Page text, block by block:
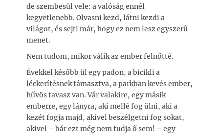
de szembesül vele: a valóság ennél
kegyetlenebb. Olvasni kezd, látni kezdi a
világot, és sejti már, hogy ez nem lesz egyszerű
menet.
Nem tudom, mikor válik az ember felnőtté.
Évekkel később ül egy padon, a bicikli a
léckerítésnek támasztva, a parkban kevés ember,
hűvös tavasz van. Vár valakire, egy másik
emberre, egy lányra, aki mellé fog ülni, aki a
kezét fogja majd, akivel beszélgetni fog sokat,
akivel – bár ezt még nem tudja ő sem! – egy